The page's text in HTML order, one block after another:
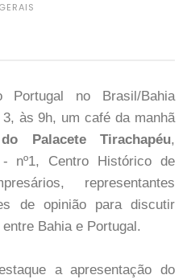
no Brasil/Bahia
às 9h, um café da manhã
Palacete Tirachapéu,
nº1, Centro Histórico de
representantes
de opinião para discutir
Bahia e Portugal.
a apresentação do